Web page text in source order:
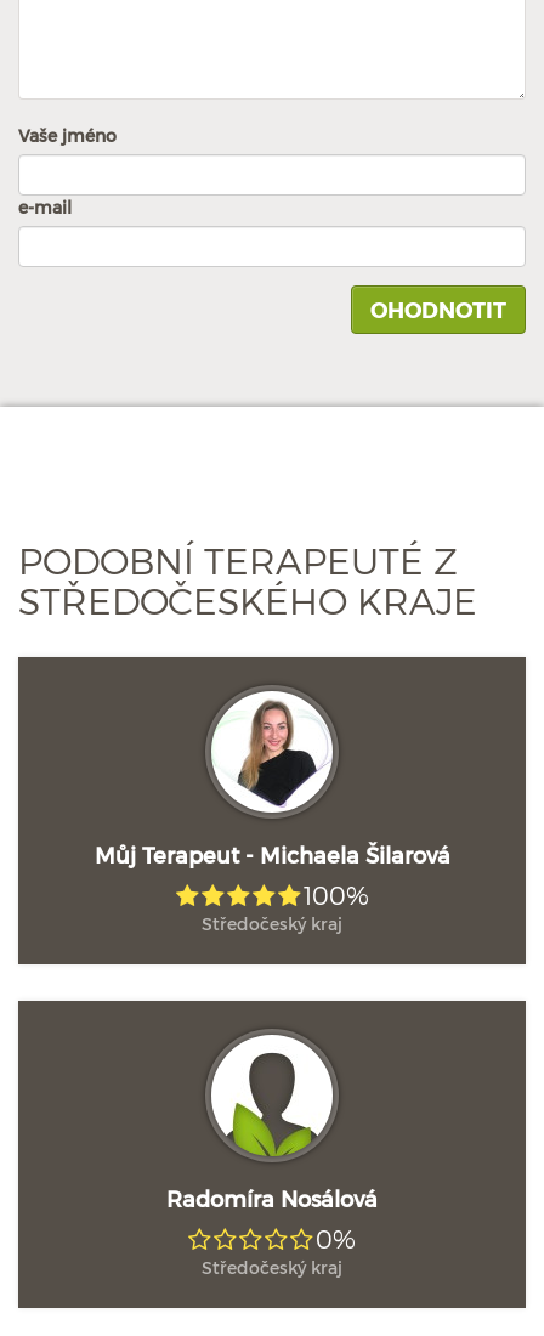
Vaše jméno
e-mail
PODOBNÍ TERAPEUTÉ Z
STŘEDOČESKÉHO KRAJE
Můj Terapeut - Michaela Šilarová
100%
Středočeský kraj
Radomíra Nosálová
0%
Středočeský kraj